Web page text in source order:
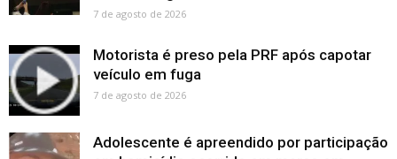
7 de agosto de 2026
Motorista é preso pela PRF após capotar
veículo em fuga
7 de agosto de 2026
Adolescente é apreendido por participação